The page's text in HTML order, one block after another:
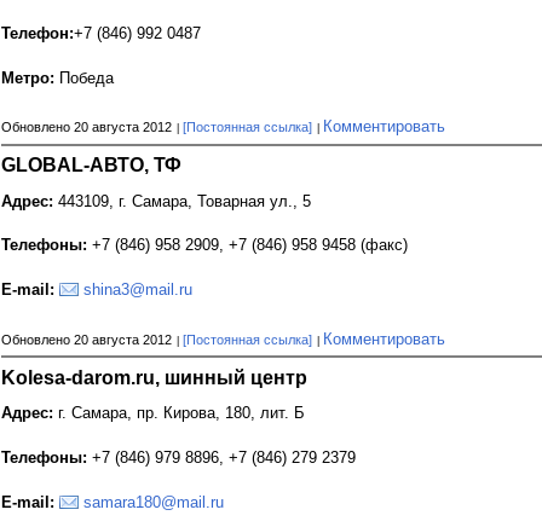
Телефон:+7 (846) 992 0487
Метро: Победа
Обновлено 20 августа 2012 [Постоянная ссылка] Комментировать
GLOBAL-АВТО, ТФ
Адрес: 443109, г. Самара, Товарная ул., 5
Телефоны: +7 (846) 958 2909, +7 (846) 958 9458 (факс)
E-mail : shina3@mail.ru
Обновлено 20 августа 2012 [Постоянная ссылка] Комментировать
Kolesa-darom.ru, шинный центр
Адрес: г. Самара, пр. Кирова, 180, лит. Б
Телефоны: +7 (846) 979 8896, +7 (846) 279 2379
E-mail: samara180@mail.ru